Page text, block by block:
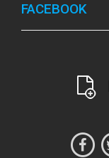
FACEBOOK